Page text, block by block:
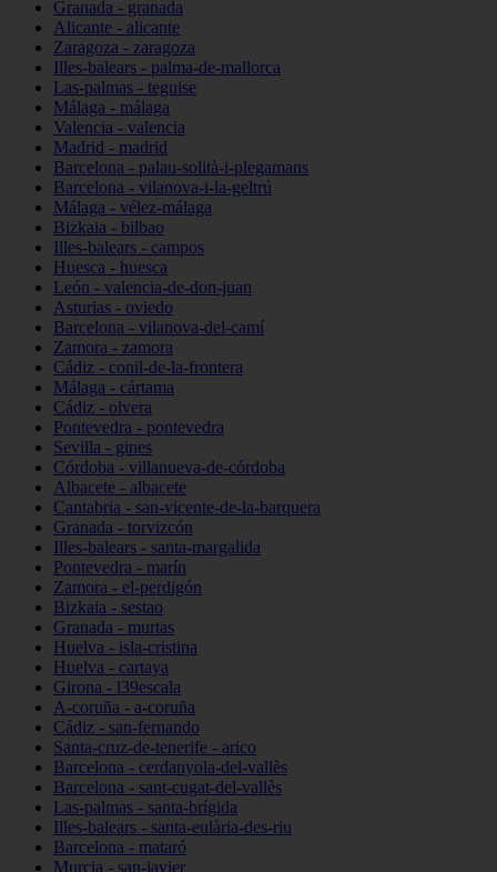
Granada - granada
Alicante - alicante
Zaragoza - zaragoza
Illes-balears - palma-de-mallorca
Las-palmas - teguise
Málaga - málaga
Valencia - valencia
Madrid - madrid
Barcelona - palau-solità-i-plegamans
Barcelona - vilanova-i-la-geltrú
Málaga - vélez-málaga
Bizkaia - bilbao
Illes-balears - campos
Huesca - huesca
León - valencia-de-don-juan
Asturias - oviedo
Barcelona - vilanova-del-camí
Zamora - zamora
Cádiz - conil-de-la-frontera
Málaga - cártama
Cádiz - olvera
Pontevedra - pontevedra
Sevilla - gines
Córdoba - villanueva-de-córdoba
Albacete - albacete
Cantabria - san-vicente-de-la-barquera
Granada - torvizcón
Illes-balears - santa-margalida
Pontevedra - marín
Zamora - el-perdigón
Bizkaia - sestao
Granada - murtas
Huelva - isla-cristina
Huelva - cartaya
Girona - l39escala
A-coruña - a-coruña
Cádiz - san-fernando
Santa-cruz-de-tenerife - arico
Barcelona - cerdanyola-del-vallès
Barcelona - sant-cugat-del-vallès
Las-palmas - santa-brígida
Illes-balears - santa-eulària-des-riu
Barcelona - mataró
Murcia - san-javier